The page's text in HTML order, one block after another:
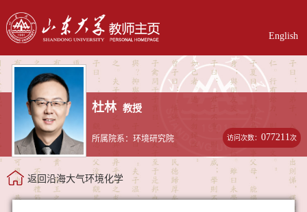
English
杜林 教授
所属院系：环境研究院 访问次数：077211次
返回沿海大气环境化学